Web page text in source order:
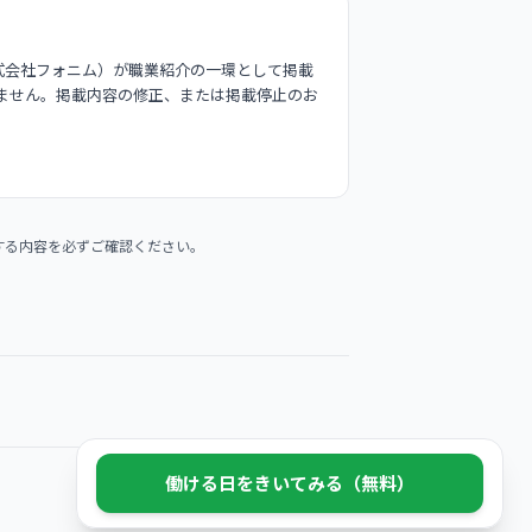
社フォニム）が職業紹介の一環として掲載
ん。掲載内容の修正、または掲載停止のお
内容を必ずご確認ください。
© 2026 Phonim Inc.
働ける日をきいてみる（無料）